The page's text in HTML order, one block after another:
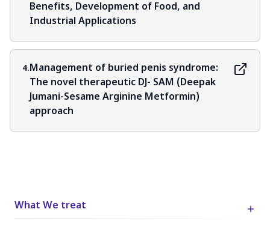
Benefits, Development of Food, and
Industrial Applications
4.Management of buried penis syndrome:
The novel therapeutic DJ- SAM (Deepak
Jumani-Sesame Arginine Metformin)
approach
What We treat